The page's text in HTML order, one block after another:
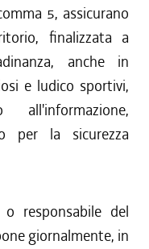
5, assicurano
finalizzata a
anche in
e ludico sportivi,
per la sicurezza
responsabile del
giornalmente, in